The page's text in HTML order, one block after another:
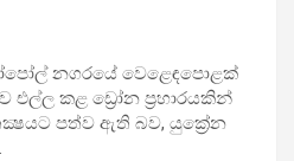
නගරයේ වෙළෙඳපොළක්
කළ ඩ්‍රෝන ප්‍රහාරයකින්
පත්ව ඇති බව, යුක්‍රේන